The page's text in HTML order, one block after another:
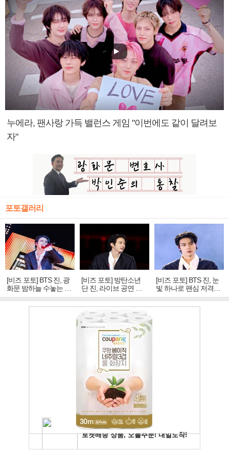
누에라, 팬사랑 가득 밸런스 게임 "이번에도 같이 달려보
자"
포토갤러리
[비즈 포토] BTS 진, 광
화문 밤하늘 수놓는 '비
주얼 킹'의 열창
[비즈 포토] 방탄소년
단 진, 라이브 공연 중
빛나는 독보적 아우라
[비즈 포토] BTS 진, 눈
빛 하나로 팬심 저격…
독보적 카리스마